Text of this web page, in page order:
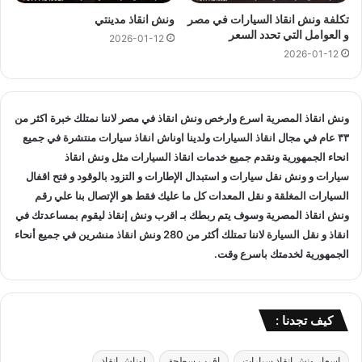
انقاذمنتشرة في الخصوص و المناطق المجاوره واوناش انقاذ
جميع انحاء الجمهورية لإنقاذ و
نقل السيارات المعطلة و سيارات
انقاذ السيارات :
اذا تعطلت سيارتك او تعرضت لحادث سير يمكنك الاتصال بـ ونش
انقاذ المصرية لانقاذ سيارتك ونقلك في الحال فنحن حريصين علي
تقديم و توفير جميع خدماتانقاذ السياراتالتي قد تحتاج اليها سواء
جر السيارات
اونقل السيارات .
تغيير الاطارات :
لا تقلق عندما تجد ان اطار سيارتك يحتاج الي تغيير او اصلاح حيث
تعطلك.
تكلفة ونش انقاذ السيارات في مصر
و العوامل التي تحدد السعر
2026-01-12
ونش انقاذ مدينتي
2026-01-12
ونش انقاذ المصرية اسرع وارخص ونش انقاذفي مصر لاننا نمتلك خبرة اكثر من
٣٣ عام في مجال
انقاذ السياراتولدينا اوناش انقاذ سياراتمنتشرة في جميع
انحاء الجمهورية ونقدم جميع خدمات انقاذ السياراتمثل ونش انقاذ
سياراتو ونش نقل سياراتو استبدال الإطارات و التزود بالوقود و فتح اقفال
السيارات المغلقة و نقل المعدات كل ما عليك فقط هو الإتصال بنا عليرقم
ونش انقاذ المصرية وسوف يتم ربطك بـ اقرب ونش إنقاذليقوم بمساعدتك في
انقاذ و نقل السيارة لاننا تمتلك أكثر من 280 ونش انقاذمنشرين في جميع أنحاء
الجمهورية لخدمتك باسرع وقت.
كيف تجدنا :